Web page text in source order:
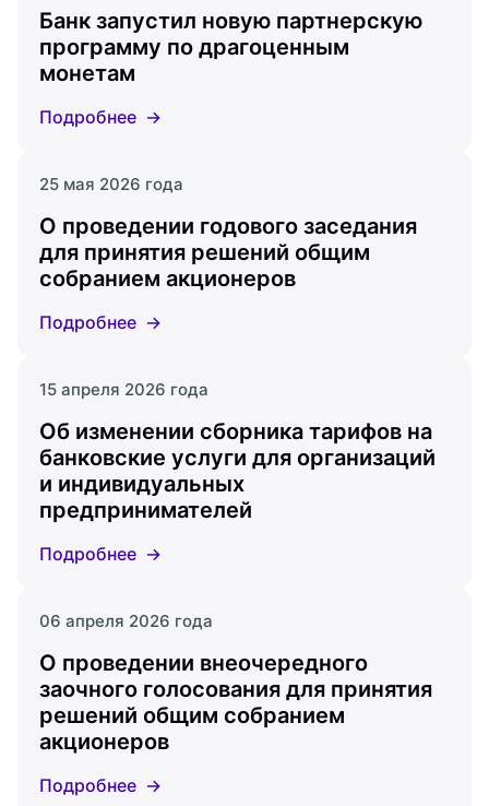
Банк запустил новую партнерскую
программу по драгоценным
монетам
Подробнее
25 мая 2026 года
О проведении годового заседания
для принятия решений общим
собранием акционеров
Подробнее
15 апреля 2026 года
Об изменении сборника тарифов на
банковские услуги для организаций
и индивидуальных
предпринимателей
Подробнее
06 апреля 2026 года
О проведении внеочередного
заочного голосования для принятия
решений общим собранием
акционеров
Подробнее